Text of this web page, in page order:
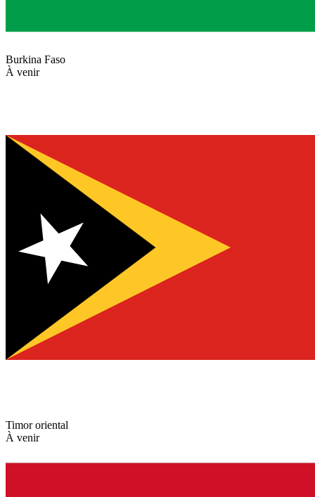
Burkina Faso
À venir
Timor oriental
À venir